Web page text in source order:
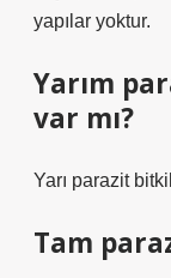
yapılar yoktur.
Yarım
var mı?
Yarı parazit
Tam